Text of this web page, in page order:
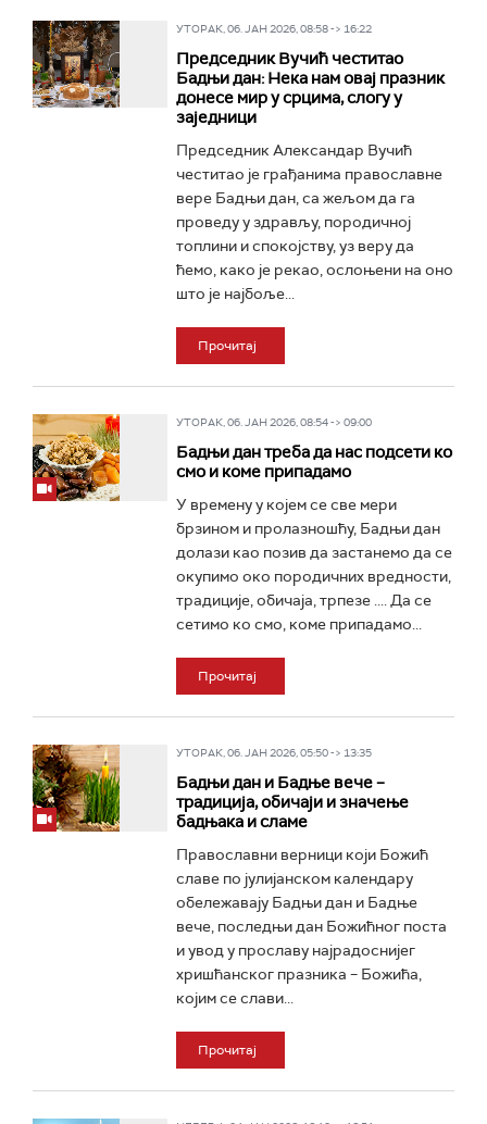
УТОРАК, 06. ЈАН 2026, 08:58 -> 16:22
Председник Вучић честитао
Бадњи дан: Нека нам овај празник
донесе мир у срцима, слогу у
заједници
Председник Александар Вучић
честитао је грађанима православне
вере Бадњи дан, са жељом да га
проведу у здрављу, породичној
топлини и спокојству, уз веру да
ћемо, како је рекао, ослоњени на оно
што је најбоље...
Прочитај
УТОРАК, 06. ЈАН 2026, 08:54 -> 09:00
Бадњи дан треба да нас подсети ко
смо и коме припадамо
У времену у којем се све мери
брзином и пролазношћу, Бадњи дан
долази као позив да застанемо да се
окупимо око породичних вредности,
традиције, обичаја, трпезе .... Да се
сетимо ко смо, коме припадамо...
Прочитај
УТОРАК, 06. ЈАН 2026, 05:50 -> 13:35
Бадњи дан и Бадње вече –
традиција, обичаји и значење
бадњака и сламе
Православни верници који Божић
славе по јулијанском календару
обележавају Бадњи дан и Бадње
вече, последњи дан Божићног поста
и увод у прославу најрадоснијег
хришћанског празника – Божића,
којим се слави...
Прочитај